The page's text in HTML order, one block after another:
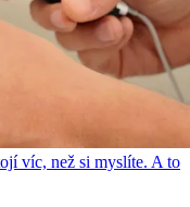
víc, než si myslíte. A to